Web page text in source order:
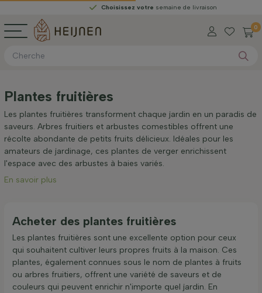
Choisissez votresemaine de livraison
0
Plantes fruitières
Les plantes fruitières transforment chaque jardin en un paradis de
saveurs. Arbres fruitiers et arbustes comestibles offrent une
récolte abondante de petits fruits délicieux. Idéales pour les
amateurs de jardinage, ces plantes de verger enrichissent
l'espace avec des arbustes à baies variés.
En savoir plus
Acheter des plantes fruitières
Les plantes fruitières sont une excellente option pour ceux
qui souhaitent cultiver leurs propres fruits à la maison. Ces
plantes, également connues sous le nom de plantes à fruits
ou arbres fruitiers, offrent une variété de saveurs et de
couleurs qui peuvent enrichir n'importe quel jardin. En